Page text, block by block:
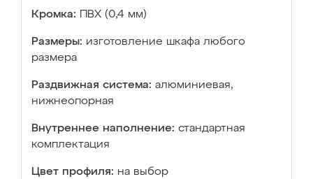
Кромка: ПВХ (0,4 мм)
Размеры: изготовление шкафа любого
размера
Раздвижная система: алюминиевая,
нижнеопорная
Внутреннее наполнение: стандартная
комплектация
Цвет профиля: на выбор